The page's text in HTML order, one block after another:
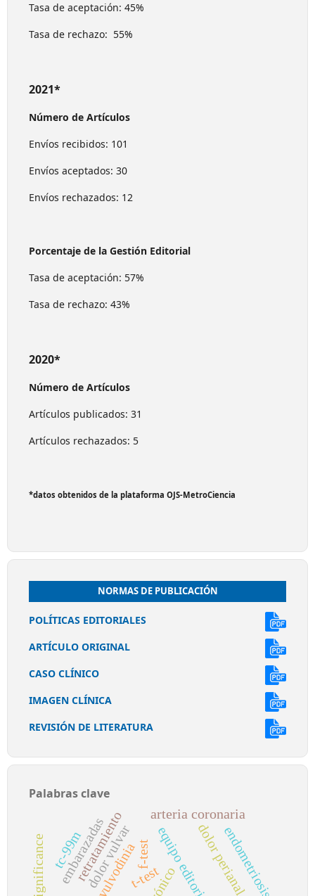
Tasa de aceptación: 45%
Tasa de rechazo: 55%
2021*
Número de Artículos
Envíos recibidos: 101
Envíos aceptados: 30
Envíos rechazados: 12
Porcentaje de la Gestión Editorial
Tasa de aceptación: 57%
Tasa de rechazo: 43%
2020*
Número de Artículos
Artículos publicados: 31
Artículos rechazados: 5
*datos obtenidos de la plataforma OJS-MetroCiencia
NORMAS DE PUBLICACIÓN
POLÍTICAS EDITORIALES
ARTÍCULO ORIGINAL
CASO CLÍNICO
IMAGEN CLÍNICA
REVISIÓN DE LITERATURA
Palabras clave
equipo editorial
vulvodinia
dolor vulvar dolor perianal
retratamiento t-test
f-test
arteria coronaria
endometriosis
embarazadas
tc-99m